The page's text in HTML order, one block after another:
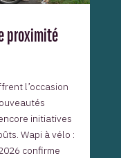
proximité
l’occasion
initiatives
Wapi à vélo :
confirme